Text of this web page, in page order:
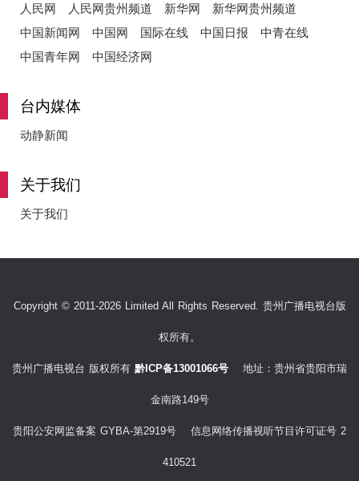
人民网 人民网贵州频道 新华网
新华网贵州频道
中国新闻网
中国网 国际在线 中国日报
中青在线
中国青年网
中国经济网
台内媒体
动静新闻
关于我们
关于我们
Copyright © 2011-2026 Limited All Rights Reserved. 贵州广播电视台版
权所有。
贵州广播电视台 版权所有 黔ICP备13001066号 地址：贵州省贵阳市瑞
金南路149号
贵阳公安网监备案 GYBA-第2919号 信息网络传播视听节目许可证号 2
410521